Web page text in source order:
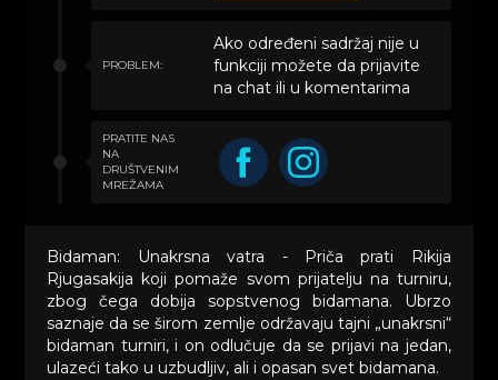
PROBLEM:
Ako određeni sadržaj nije u
funkciji možete da prijavite
na chat ili u komentarima
PRATITE NAS
NA
DRUŠTVENIM
MREŽAMA
Bidaman: Unakrsna vatra - Priča prati Rikija
Rjugasakija koji pomaže svom prijatelju na turniru,
zbog čega dobija sopstvenog bidamana. Ubrzo
saznaje da se širom zemlje održavaju tajni „unakrsni“
bidaman turniri, i on odlučuje da se prijavi na jedan,
ulazeći tako u uzbudljiv, ali i opasan svet bidamana.